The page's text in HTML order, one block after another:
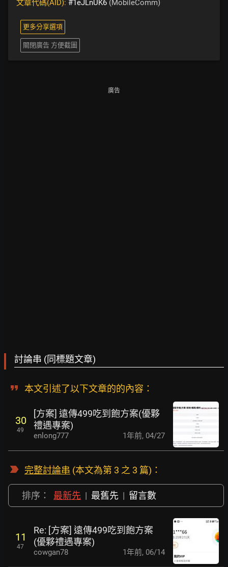
文章代碼(AID): #1eJLnUK6 (MobileComm)
更多分享選項
關閉廣告 方便截圖
廣告
討論串 (同標題文章)
本文引述了以下文章的的內容：
30
49
[方案] 遠傳499吃到飽方案(優夥
禮遇專案)
enlong777 1年前, 04/27
完整討論串 (本文為第 3 之 3 篇)：
排序： 最新先 | 最舊先 | 留言數
11
47
Re: [方案] 遠傳499吃到飽方案
(優夥禮遇專案)
cowgan78 1年前, 06/14